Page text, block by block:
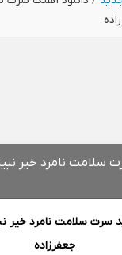
ﺳﻠﺎﻣﺖ ﻧﺎﻣﺮد ﺧﻴﺮ
ﺳﺮت ﺳﻠﺎﻣﺖ ﻧﺎﻣﺮد ﺧﻴﺮ
جعفرزاده